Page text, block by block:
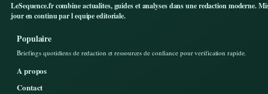
LeSequence.fr combine actualites, guides et analyses dans une redaction moderne.
jour en continu par l equipe editoriale.
Populaire
Briefings quotidiens de redaction et ressources de confiance pour verification rapide.
A propos
Contact